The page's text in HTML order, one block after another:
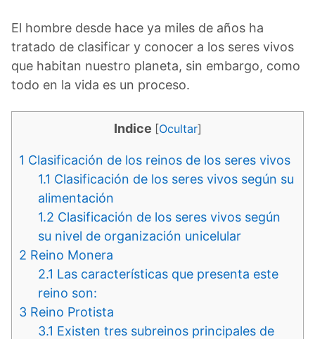
El hombre desde hace ya miles de años ha
tratado de clasificar y conocer a los seres vivos
que habitan nuestro planeta, sin embargo, como
todo en la vida es un proceso.
Indice [Ocultar]
1 Clasificación de los reinos de los seres vivos
1.1 Clasificación de los seres vivos según su
alimentación
1.2 Clasificación de los seres vivos según
su nivel de organización unicelular
2 Reino Monera
2.1 Las características que presenta este
reino son:
3 Reino Protista
3.1 Existen tres subreinos principales de